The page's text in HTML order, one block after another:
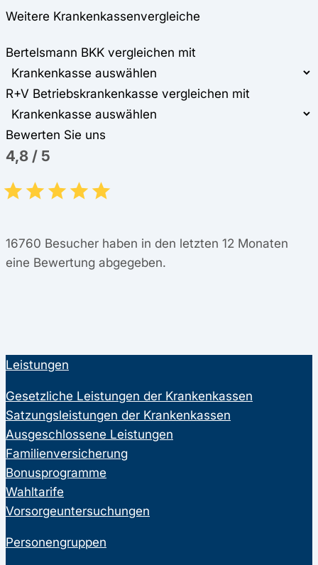
Weitere Krankenkassenvergleiche
Bertelsmann BKK vergleichen mit
R+V Betriebskrankenkasse vergleichen mit
Bewerten Sie uns
4,8 / 5
16760 Besucher haben in den letzten 12 Monaten
eine Bewertung abgegeben.
Leistungen
Gesetzliche Leistungen der Krankenkassen
Satzungsleistungen der Krankenkassen
Ausgeschlossene Leistungen
Familienversicherung
Bonusprogramme
Wahltarife
Vorsorgeuntersuchungen
Personengruppen